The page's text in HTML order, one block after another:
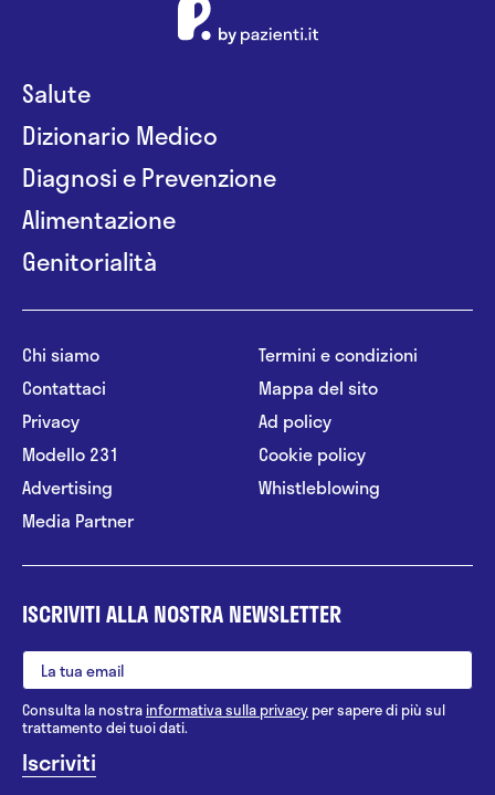
Salute
Dizionario Medico
Diagnosi e Prevenzione
Alimentazione
Genitorialità
Chi siamo
Contattaci
Privacy
Modello 231
Advertising
Media Partner
Termini e condizioni
Mappa del sito
Ad policy
Cookie policy
Whistleblowing
ISCRIVITI ALLA NOSTRA NEWSLETTER
Consulta la nostrainformativa sulla privacy per sapere di più sul
trattamento dei tuoi dati.